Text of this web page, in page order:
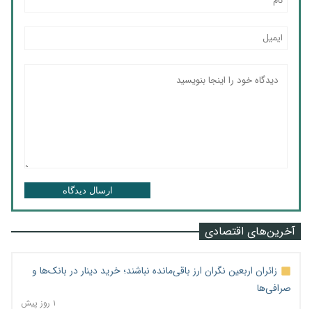
ارسال دیدگاه
آخرین‌های اقتصادی
زائران اربعین نگران ارز باقی‌مانده نباشند؛ خرید دینار در بانک‌ها و
صرافی‌ها
۱ روز پیش